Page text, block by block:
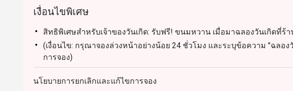
เงื่อนไขพิเศษ
สิทธิพิเศษสำหรับเจ้าของวันเกิด: รับฟรี! ขนมหวาน เมื่อมาฉลองวันเกิดที่ร้า
(เงื่อนไข: กรุณาจองล่วงหน้าอย่างน้อย 24 ชั่วโมง และระบุข้อความ "ฉลอง
การจอง)
-เมนูขนมจะหมุนเวียนเปลี่ยนไปตามฤดูกาลและวัตถุดิบ
นโยบายการยกเลิกและแก้ไขการจอง